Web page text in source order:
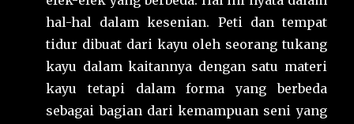
hal-hal dalam kesenian. Peti dan tempat
tidur dibuat dari kayu oleh seorang tukang
kayu dalam kaitannya dengan satu materi
kayu tetapi dalam forma yang berbeda
sebagai bagian dari kemampuan seni yang